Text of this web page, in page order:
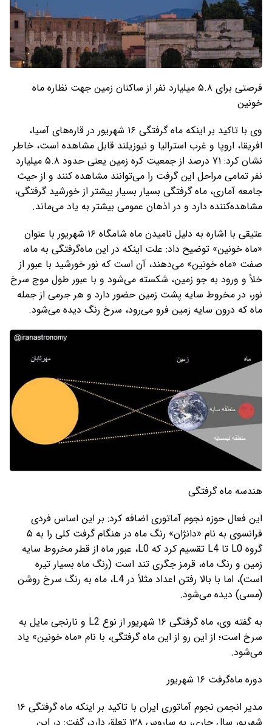
فرصتی برای ۵.۸ میلیارد نفر از ساکنان زمین جهت نظاره‌ ماه
خونین
وی با تاکید بر اینکه ماه گرفتگی ۱۶ شهریور در قاره‌های آسیا،
افریقا، اروپا و غرب استرالیا و نیوزیلند قابل مشاهده است، خاطر
نشان کرد: ۷۱ درصد از جمعیت کره زمین یعنی حدود ۵.۸ میلیارد
نفر تمامی مراحل این گرفت را می‌توانند مشاهده کنند و از حیث
جامعه آماری، ماه گرفتگی بسیار بسیار بیشتر از خورشید گرفتگی،
مشاهده‌کننده دارد و در اذهان عمومی بیشتر به یاد می‌ماند.
عتیقی با اشاره به دلیل نامیدن ماه شامگاه ۱۶ شهریور با عنوان
«ماه خونین» توضیح داد: علت اینکه در این ماه‌گرفتگی به ماه،
صفت «ماه خونین» می‌دهند، آن است که نور خورشید با عبور از
خلأ و ورود به جو زمین، شکسته می‌شود و با عبور طول موج سرخ
نور، در مخروط سایه پشت زمین حضور دارد و هر جرمی از جمله
ماه که درون سایه زمین فرو می‌رود، سرخ رنگ دیده می‌شود.
هندسه ماه گرفتگی
این فعال حوزه نجوم آماتوری اضافه کرد: بر این اساس فردی
فرانسوی به نام «دانژان» رنگ ماه در هنگام گرفت کلی را به ۵
گروه L0 تا L4 تقسیم کرد که L0، عبور ماه از قطر مخروط سایه
زمین و رنگ ماه، قرمز جگری تند است (رنگ ماه بسیار تیره
است)، اما با بالا رفتن اعداد مثلاً در L4، ماه به رنگ سرخ روشن
(مسی) دیده می‌شود.
به گفته وی، ماه گرفتگی ۱۶ شهریور از نوع L2 و نارنجی مایل به
سرخ است؛ از این رو از این ماه گرفتگی، با نام «ماه خونین» یاد
می‌شود.
دوره ماه‌گرفت ۱۶ شهریور
مدیر انجمن نجوم آماتوری ایران با تاکید بر اینکه ماه گرفتگی ۱۶